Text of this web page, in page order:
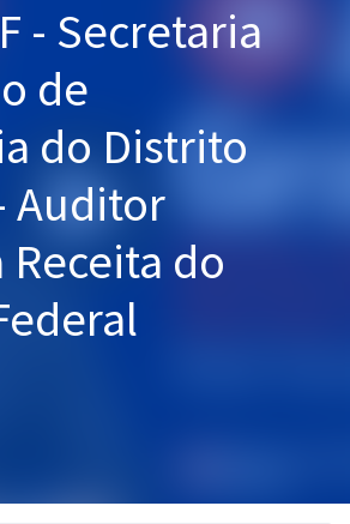
- Secretaria
de
do Distrito
Auditor
Receita do